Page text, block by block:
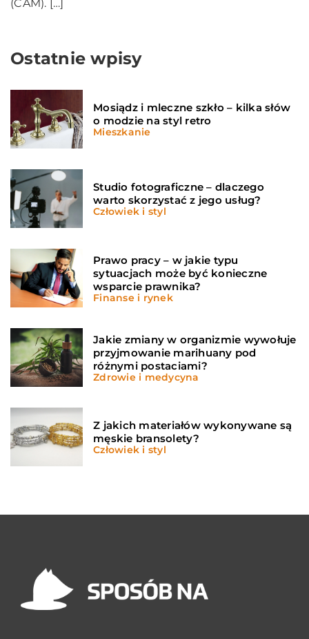
(CAM). […]
Ostatnie wpisy
Mosiądz i mleczne szkło – kilka słów
o modzie na styl retro
Mieszkanie
Studio fotograficzne – dlaczego
warto skorzystać z jego usług?
Człowiek i styl
Prawo pracy – w jakie typu
sytuacjach może być konieczne
wsparcie prawnika?
Finanse i rynek
Jakie zmiany w organizmie wywołuje
przyjmowanie marihuany pod
różnymi postaciami?
Zdrowie i medycyna
Z jakich materiałów wykonywane są
męskie bransolety?
Człowiek i styl